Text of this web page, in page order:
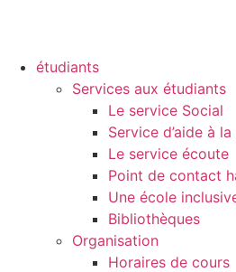
étudiants
Services aux étudiants
Le service Social
Service d’aide à
Le service écoute
Point de contact
Une école
Bibliothèques
Organisation
Horaires de cours